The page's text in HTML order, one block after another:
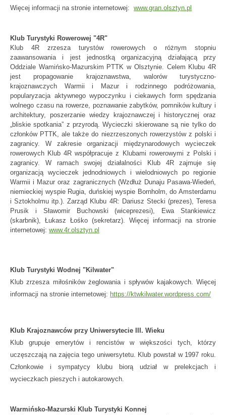
Więcej informacji na stronie internetowej: www.gran.olsztyn.pl
Klub Turystyki Rowerowej "4R"
Klub 4R zrzesza turystów rowerowych o różnym stopniu
zaawansowania i jest jednostką organizacyjną działającą przy
Oddziale Wamińsko-Mazurskim PTTK w Olsztynie. Celem Klubu 4R
jest propagowanie krajoznawstwa, walorów turystyczno-
krajoznawczych Warmii i Mazur i rodzinnego podróżowania,
popularyzacja aktywnego wypoczynku i ciekawych form spędzania
wolnego czasu na rowerze, poznawanie zabytków, pomników kultury i
architektury, poszerzanie wiedzy krajoznawczej i historycznej oraz
„bliskie spotkania” z przyrodą. Wycieczki skierowane są nie tylko do
członków PTTK, ale także do niezrzeszonych rowerzystów z polski i
zagranicy. W zakresie organizacji międzynarodowych wycieczek
rowerowych Klub 4R współpracuje z Klubami rowerowymi z Polski i
zagranicy. W ramach swojej działalności Klub 4R zajmuje się
organizacją wycieczek jednodniowych i wielodniowych po regionie
Warmii i Mazur oraz zagranicznych (Wzdłuż Dunaju Pasawa-Wiedeń,
niemieckiej wyspie Rugia, duńskiej wyspie Bornholm, do Amsterdamu
i Sztokholmu itp.). Zarząd Klubu 4R: Dariusz Stecki (prezes), Teresa
Prusik i Sławomir Buchowski (wiceprezesi), Ewa Stankiewicz
(skarbnik), Łukasz Łośko (sekretarz). Więcej informacji na stronie
internetowej: www.4r.olsztyn.pl
Klub Turystyki Wodnej "Kilwater"
Klub zrzesza miłośników żeglowania i spływów kajakowych. Więcej
informacji na stronie internetowej: https://ktwkilwater.wordpress. com/
Klub Krajoznawców przy Uniwersytecie III. Wieku
Klub grupuje emerytów i rencistów w większości tych, którzy
uczęszczają na zajęcia tego uniwersytetu. Klub powstał w 1997 roku.
Członkowie i sympatycy klubu biorą udział w prelekcjach i
wycieczkach pieszych i autokarowych.
Warmińsko-Mazurski Klub Turystyki Konnej